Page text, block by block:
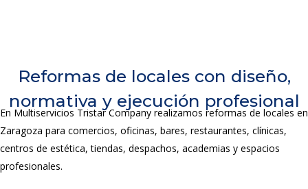
Reformas de locales con diseño,
normativa y ejecución profesional
En Multiservicios Tristar Company realizamos reformas de locales en
Zaragoza para comercios, oficinas, bares, restaurantes, clínicas,
centros de estética, tiendas, despachos, academias y espacios
profesionales.